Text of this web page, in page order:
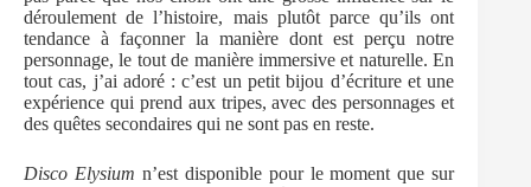
déroulement de l’histoire, mais plutôt parce qu’ils ont
tendance à façonner la manière dont est perçu notre
personnage, le tout de manière immersive et naturelle. En
tout cas, j’ai adoré : c’est un petit bijou d’écriture et une
expérience qui prend aux tripes, avec des personnages et
des quêtes secondaires qui ne sont pas en reste.
Disco Elysium n’est disponible pour le moment que sur